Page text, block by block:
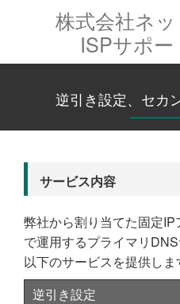
株式会社ネ
ISPサポ
逆引き設定、セカ
サービス内容
弊社から割り当てた固定
で運用するプライマリ
以下のサービスを提供しま
逆引き設定